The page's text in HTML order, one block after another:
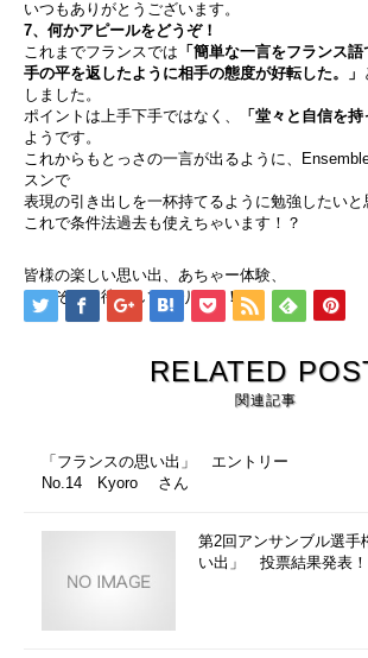
いつもありがとうございます。
7、何かアピールをどうぞ！
これまでフランスでは 「簡単な一言をフランス
手の平を返したように相手の態度が好転した。」
しました。
ポイントは上手下手ではなく、
「堂々と自信を持
ようです。
これからもとっさの一言が出るように、
スンで
表現の引き出しを一杯持てるように勉強したいと
これで条件法過去も使えちゃいます！？
皆様の楽しい思い出、あちゃー体験、
ぞくぞくお待ちしております！
RELATED
関連記事
「フランスの思い出」 エントリー
No.14 Kyoro さん
第2回アンサンブル選手
い出」 投票結果発表！